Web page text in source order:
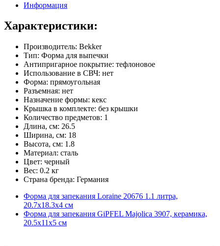
Информация
Характеристики:
Производитель: Bekker
Тип: Форма для выпечки
Антипригарное покрытие: тефлоновое
Использование в СВЧ: нет
Форма: прямоугольная
Разъемная: нет
Назначение формы: кекс
Крышка в комплекте: без крышки
Количество предметов: 1
Длина, см: 26.5
Ширина, см: 18
Высота, см: 1.8
Материал: сталь
Цвет: черный
Вес: 0.2 кг
Страна бренда: Германия
Форма для запекания Loraine 20676 1.1 литра,
20.7х18.3х4 см
Форма для запекания GiPFEL Majolica 3907, керамика,
20.5х11х5 см